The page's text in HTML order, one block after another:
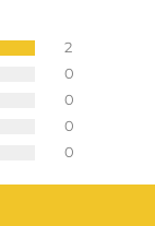
2
0
0
0
0